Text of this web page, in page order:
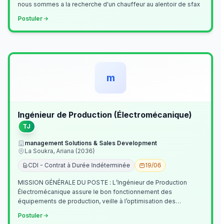
nous sommes a la recherche d'un chauffeur au alentoir de sfax
Postuler
m
Ingénieur de Production (Électromécanique)
TJ
management Solutions & Sales Development
La Soukra, Ariana (2036)
CDI - Contrat à Durée Indéterminée
19/06
MISSION GÉNÉRALE DU POSTE : L’Ingénieur de Production
Électromécanique assure le bon fonctionnement des
équipements de production, veille à l’optimisation des
Postuler